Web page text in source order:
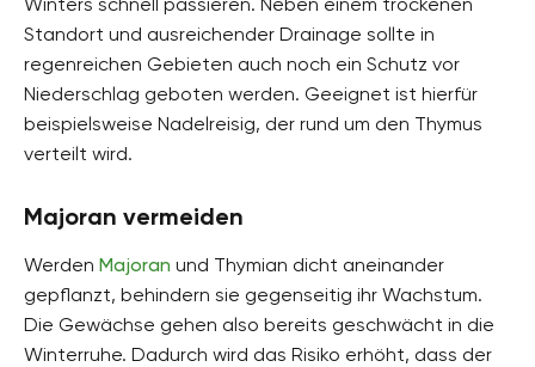
Standort und ausreichender Drainage sollte in
regenreichen Gebieten auch noch ein Schutz vor
Niederschlag geboten werden. Geeignet ist hierfür
beispielsweise Nadelreisig, der rund um den Thymus
verteilt wird.
Majoran vermeiden
Werden Majoran und Thymian dicht aneinander
gepflanzt, behindern sie gegenseitig ihr Wachstum.
Die Gewächse gehen also bereits geschwächt in die
Winterruhe. Dadurch wird das Risiko erhöht, dass der